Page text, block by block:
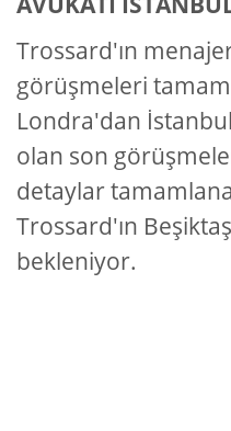
Trossard'ın
görüşmeleri
Londra'dan
olan son
detaylar
Trossard'ın
bekleniyor.